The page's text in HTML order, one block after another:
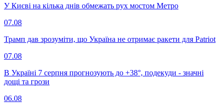
У Києві на кілька днів обмежать рух мостом Метро
07.08
Трамп дав зрозуміти, що Україна не отримає ракети для Patriot
07.08
В Україні 7 серпня прогнозують до +38°, подекуди - значні
дощі та грози
06.08